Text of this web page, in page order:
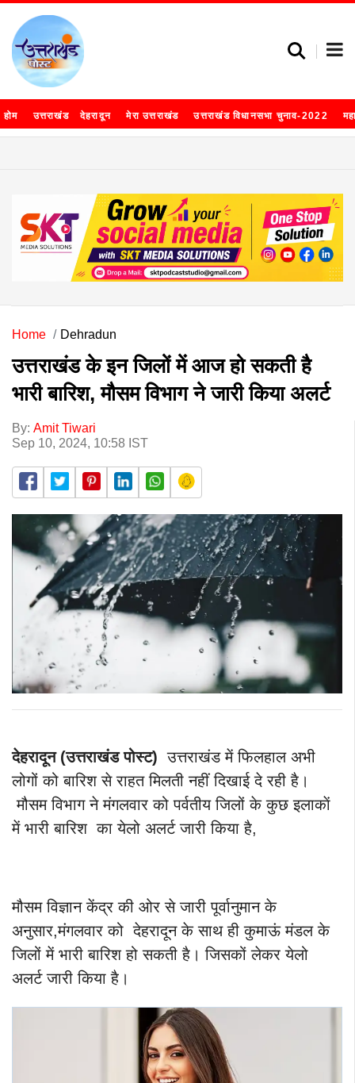
होम उत्तराखंड देहरादून मेरा उत्तराखंड उत्तराखंड विधानसभा चुनाव-2022
Home Dehradun
उत्तराखंड के इन जिलों में आज हो सकती है
भारी बारिश, मौसम विभाग ने जारी किया अलर्ट
By: Amit Tiwari
Sep 10, 2024, 10:58 IST
देहरादून (उत्तराखंड पोस्ट) उत्तराखंड में फिलहाल अभी
लोगों को बारिश से राहत मिलती नहीं दिखाई दे रही है।
मौसम विभाग ने मंगलवार को पर्वतीय जिलों के कुछ इलाकाें
में भारी बारिश का येलो अलर्ट जारी किया है,
मौसम विज्ञान केंद्र की ओर से जारी पूर्वानुमान के
अनुसार,मंगलवार को देहरादून के साथ ही कुमाऊं मंडल के
जिलों में भारी बारिश हो सकती है। जिसकों लेकर येलो
अलर्ट जारी किया है।